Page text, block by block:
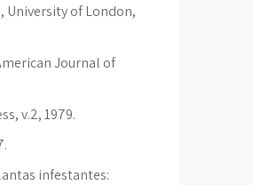
University of London,
Journal of
v.2, 1979.
infestantes: